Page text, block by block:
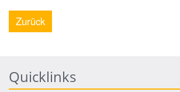
Zurück
Quicklinks